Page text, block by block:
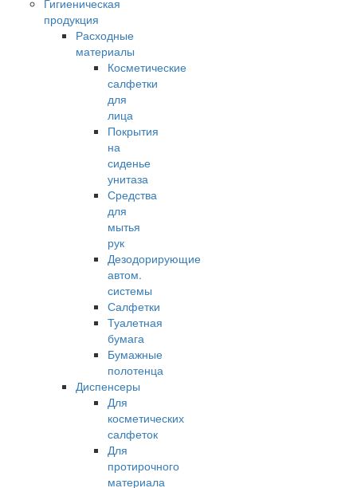
Гигиеническая
продукция
Расходные
материалы
Косметические
салфетки
для
лица
Покрытия
на
сиденье
унитаза
Средства
для
мытья
рук
Дезодорирующие
автом.
системы
Салфетки
Туалетная
бумага
Бумажные
полотенца
Диспенсеры
Для
косметических
салфеток
Для
протирочного
материала